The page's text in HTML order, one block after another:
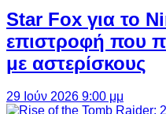
Star Fox για το
επιστροφή που
με αστερίσκους
29 Ιούν 2026 9:00 μμ